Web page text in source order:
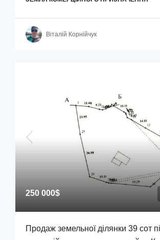
Віталій Корнійчук
250 000$
Продаж земельної ділянки 39 сот